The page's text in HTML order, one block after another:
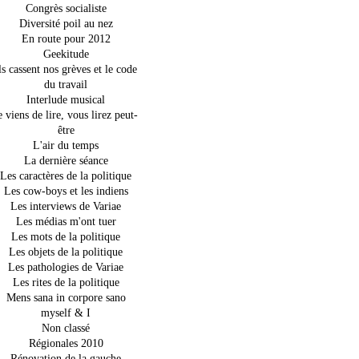
Congrès socialiste
Diversité poil au nez
En route pour 2012
Geekitude
cassent nos grèves et le code
du travail
Interlude musical
viens de lire, vous lirez peut-
être
L'air du temps
La dernière séance
Les caractères de la politique
Les cow-boys et les indiens
Les interviews de Variae
Les médias m'ont tuer
Les mots de la politique
Les objets de la politique
Les pathologies de Variae
Les rites de la politique
Mens sana in corpore sano
myself & I
Non classé
Régionales 2010